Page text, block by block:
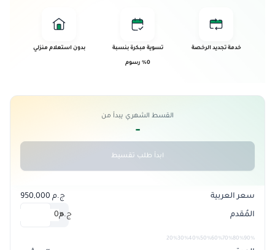
خدمة تجديد الرخصة تسوية مبكرة بنسبة
0% رسوم
بدون استعلام منزلي
القسط الشهري يبدأ من
-
ابدأ طلب تقسيط
سعر العربية ج.م 950,000
المُقدم 0%
ج.م
20% 30%40% 50%60%70%80%90%